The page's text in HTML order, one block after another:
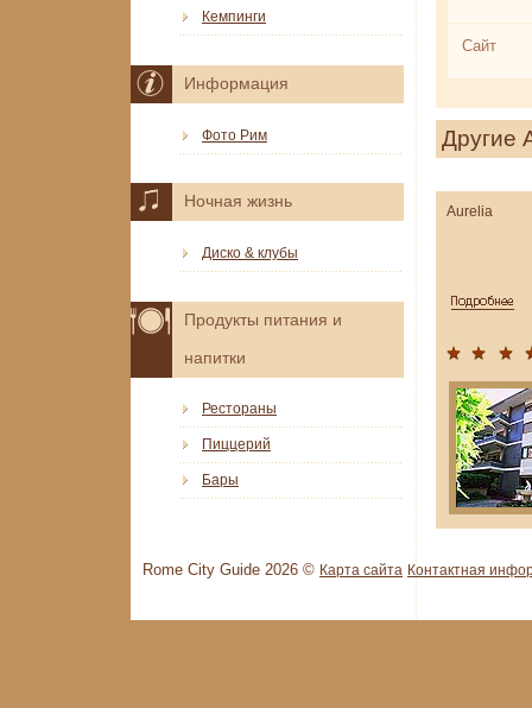
Сайт
Другие
Aurelia
Кемпинги
Информация
Фото Рим
Ночная жизнь
Диско & клубы
Продукты питания и
напитки
Рестораны
Пиццерий
Бары
Rome City Guide 2026 © Карта сайта Контактная